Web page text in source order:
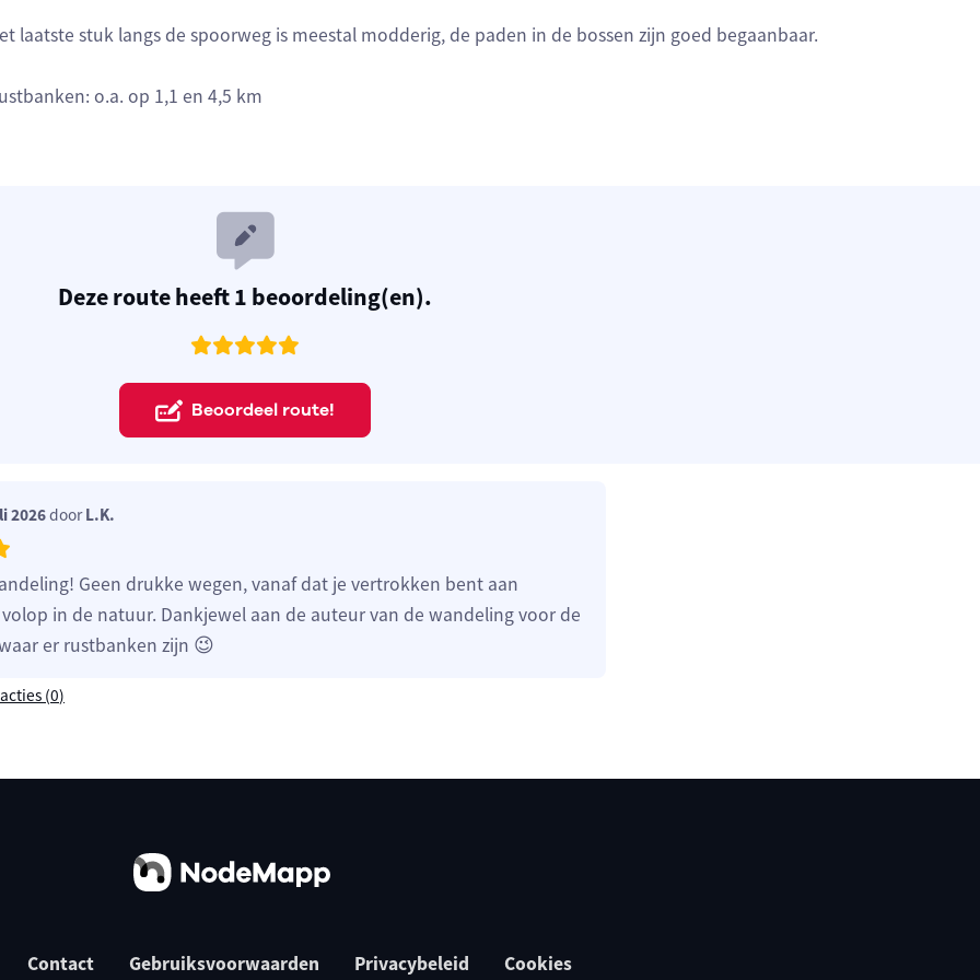
laatste stuk langs de spoorweg is meestal modderig, de paden in de bossen zijn goed begaanbaar.
o.a. op 1,1 en 4,5 km
Deze route heeft 1 beoordeling(en).
Beoordeel route!
2026doorL.K.
Geen drukke wegen, vanaf dat je vertrokken bent aan
in de natuur. Dankjewel aan de auteur van de wandeling voor de
er rustbanken zijn 😉
(0)
Contact Gebruiksvoorwaarden Privacybeleid Cookies